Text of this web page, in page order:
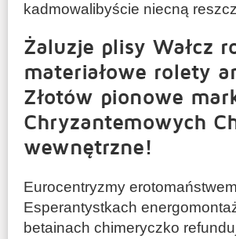
kadmowalibyście niecną
Żaluzje plisy Wałcz
materiałowe rolety
Złotów pionowe
Chryzantemowych
wewnętrzne!
Eurocentryzmy
Esperantystkach
betainach chimeryczko